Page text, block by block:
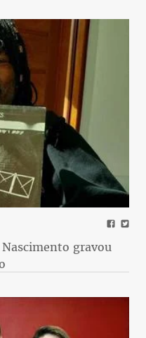
gravou